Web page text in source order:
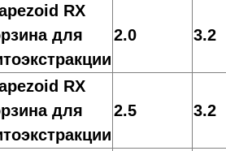
RX
для
2.0 3.2
RX
для
2.5 3.2